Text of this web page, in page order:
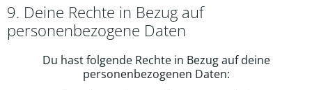
9. Deine Rechte in Bezug auf
personenbezogene Daten
Du hast folgende Rechte in Bezug auf deine
personenbezogenen Daten: